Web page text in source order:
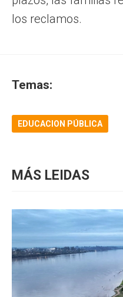
los reclamos.
Temas:
EDUCACION PÚBLICA
MÁS LEIDAS